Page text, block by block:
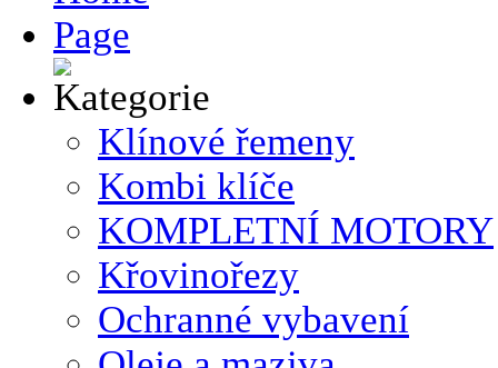
Klínové řemeny
Kombi klíče
KOMPLETNÍ MOTORY
Křovinořezy
Ochranné vybavení